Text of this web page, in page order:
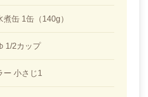
煮缶 1缶（140g）
1/2カップ
ー 小さじ1